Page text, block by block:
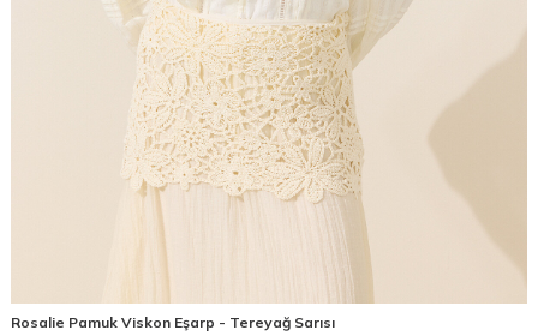
Rosalie Pamuk Viskon Eşarp - Tereyağ Sarısı